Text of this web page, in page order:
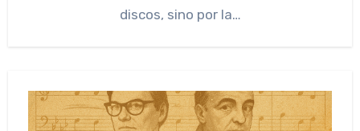
discos, sino por la…